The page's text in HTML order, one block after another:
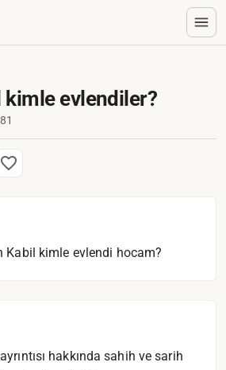
kimle evlendiler?
Kabil kimle evlendi hocam?
hakkında sahih ve sarih